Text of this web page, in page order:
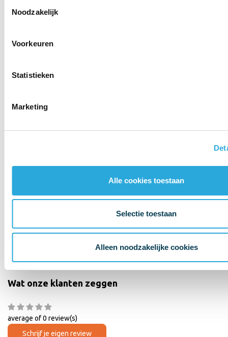
Noodzakelijk
Voorkeuren
Statistieken
Marketing
Alle cookies toestaan
Selectie toestaan
Alleen noodzakelijke cookies
je verbrand calorieën bij het zitten!
Wat onze klanten zeggen
average of 0 review(s)
Schrijf je eigen review